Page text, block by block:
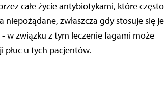
całe życie antybiotykami, które często
zwłaszcza gdy stosuje się je
- w związku z tym leczenie fagami może
płuc u tych pacjentów.